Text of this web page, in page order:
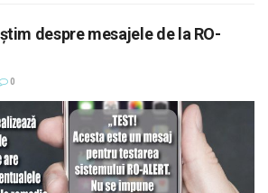
despre mesajele de la RO-
0